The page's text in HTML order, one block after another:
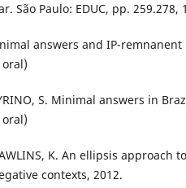
São Paulo: EDUC, pp. 259.278,
answers and IP-
S. Minimal answers in
K. An ellipsis approach
contexts, 2012.